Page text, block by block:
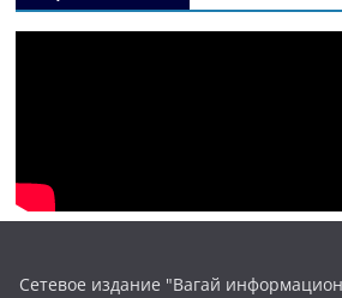
Сетевое издание "Вагай